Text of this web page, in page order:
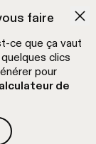
faire
ce que ça vaut
clics
pour
de